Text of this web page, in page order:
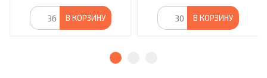
В КОРЗИНУ В КОРЗИНУ